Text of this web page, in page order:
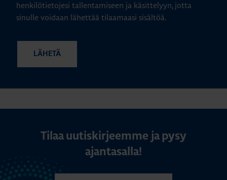
henkilötietojesi tallentamiseen ja käsittelyyn, jotta
sinulle voidaan lähettää tilaamaasi sisältöä.
Tilaa uutiskirjeemme ja pysy
ajantasalla!